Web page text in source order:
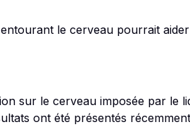
le cerveau pourrait
sur le cerveau imposée par le
ont été présentés